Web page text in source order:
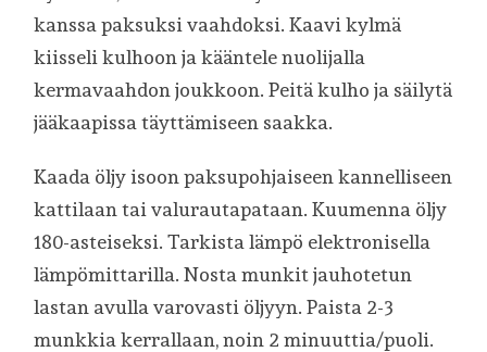
kanssa paksuksi vaahdoksi. Kaavi kylmä
kiisseli kulhoon ja kääntele nuolijalla
kermavaahdon joukkoon. Peitä kulho ja säilytä
jääkaapissa täyttämiseen saakka.
Kaada öljy isoon paksupohjaiseen kannelliseen
kattilaan tai valurautapataan. Kuumenna öljy
180-asteiseksi. Tarkista lämpö elektronisella
lämpömittarilla. Nosta munkit jauhotetun
lastan avulla varovasti öljyyn. Paista 2-3
munkkia kerrallaan, noin 2 minuuttia/puoli.